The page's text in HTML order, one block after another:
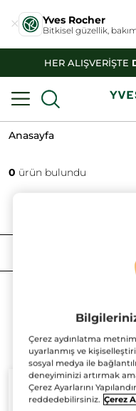
Yves Rocher
Bitkisel güzellik,
HER ALIŞVERİŞTE
Anasayfa
0 ürün bulundu
Çerez aydınlatma
uyarlanmış ve
sosyal medya ile
deneyiminizi artırmak
Çerez Ayarlarını
reddedebilirsiniz. Çerez